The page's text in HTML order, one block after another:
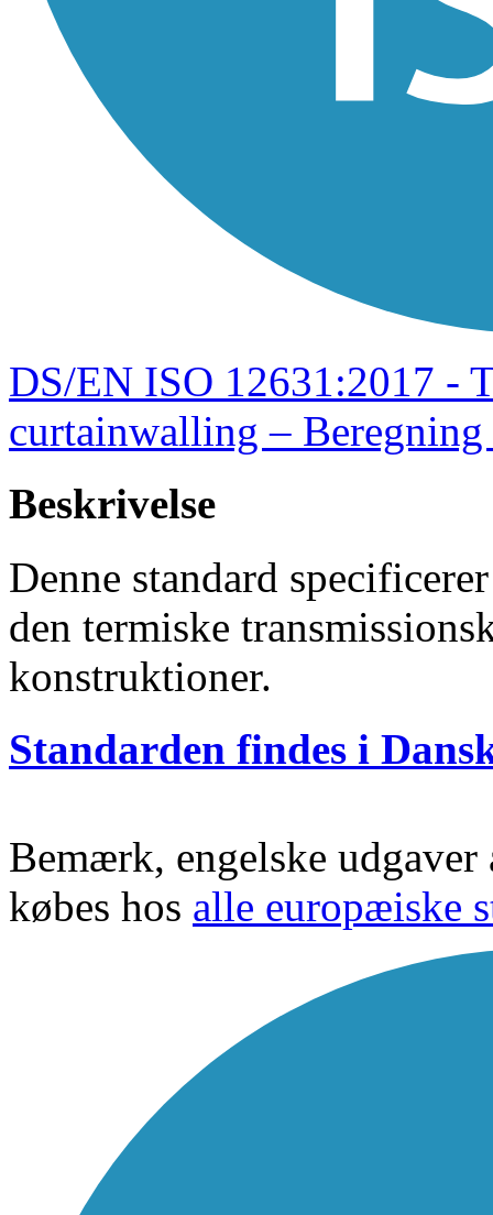
DS/EN ISO 12631:2017 -
curtainwalling –
Beskrivelse
Denne standard
den termiske
konstruktioner.
Standarden findes i
Bemærk, engelske
købes hos alle europæiske